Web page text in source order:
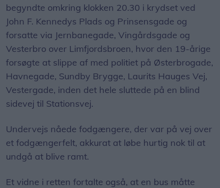
begyndte omkring klokken 20.30 i krydset ved
John F. Kennedys Plads og Prinsensgade og
forsatte via Jernbanegade, Vingårdsgade og
Vesterbro over Limfjordsbroen, hvor den 19-årige
forsøgte at slippe af med politiet på Østerbrogade,
Havnegade, Sundby Brygge, Laurits Hauges Vej,
Vestergade, inden det hele sluttede på en blind
sidevej til Stationsvej.
Undervejs nåede fodgængere, der var på vej over
et fodgængerfelt, akkurat at løbe hurtig nok til at
undgå at blive ramt.
Et vidne i retten fortalte også, at en bus måtte